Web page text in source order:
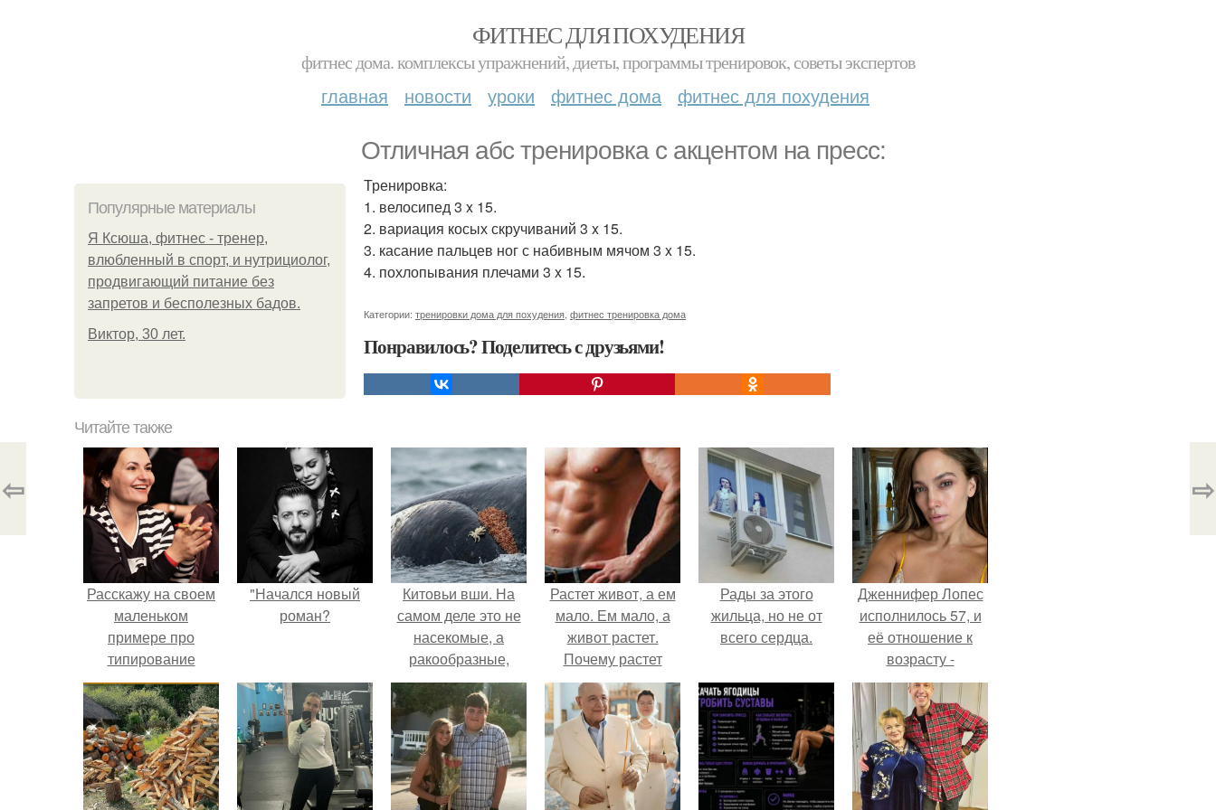
ФИТНЕС ДЛЯ ПОХУДЕНИЯ
фитнес дома. комплексы упражнений, диеты, программы тренировок, советы экспертов
главная новости уроки фитнес дома фитнес для похудения
Отличная абс тренировка с акцентом на пресс:
Популярные материалы
Я Ксюша, фитнес - тренер,
влюбленный в спорт, и нутрициолог,
продвигающий питание без
запретов и бесполезных бадов.
Виктор, 30 лет.
Тренировка:
1. велосипед 3 x 15.
2. вариация косых скручиваний 3 x 15.
3. касание пальцев ног с набивным мячом 3 x 15.
4. похлопывания плечами 3 x 15.
Категории: тренировки дома для похудения фитнес тренировка дома
Понравилось? Поделитесь с друзьями!
⇦ ⇨
Читайте также
Расскажу на своем
маленьком
примере про
типирование
личности.
"Начался новый
роман?
Китовьи вши. На
самом деле это не
насекомые, а
ракообразные,
относящиеся к
бокоплавам.
Растет живот, а ем
мало. Ем мало, а
живот растет.
Почему растет
живот: причины и
способы
устранения
проблемы.
Недостаток
физической
Рады за этого
жильца, но не от
всего сердца.
Дженнифер Лопес
исполнилось 57, и
её отношение к
возрасту -
настоящий
манифест
уверенности: "не
говорите, что я
отлично выгляжу
для 57.